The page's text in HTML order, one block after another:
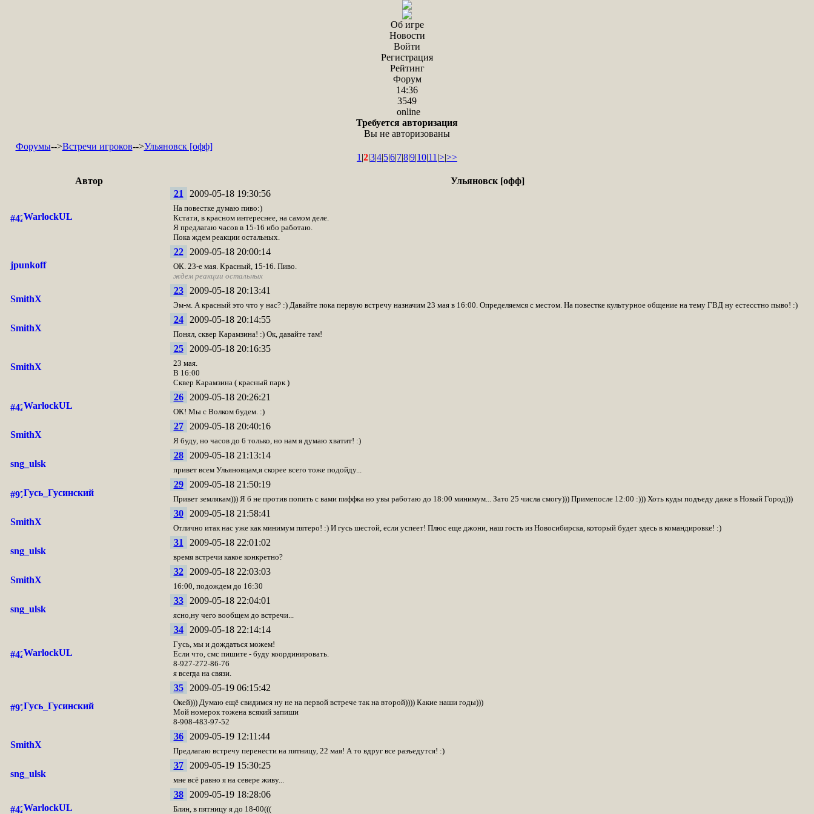
Об игре
Новости
Войти
Регистрация
Рейтинг
Форум
14:36
3549
online
Требуется авторизация
Вы не авторизованы
Форумы-->Встречи игроков-->Ульяновск [офф]
1 |2|3|4|5|6|7|8|9|10|11 |>|>>
Автор Ульяновск [офф]
WarlockUL
21 2009-05-18 19:30:56
На повестке думаю пиво:)
Кстати, в красном интереснее, на самом деле.
Я предлагаю часов в 15-16 ибо работаю.
Пока ждем реакции остальных.
jpunkoff
22 2009-05-18 20:00:14
ОК. 23-е мая. Красный, 15-16. Пиво.
ждем реакции остальных
SmithX
23 2009-05-18 20:13:41
Эм-м. А красный это что у нас? :) Давайте пока первую встречу назначим 23 мая в 16:00. Определяемся с местом. На повестке культурное общение на тему ГВД ну естесстно пыво! :)
SmithX
24 2009-05-18 20:14:55
Понял, сквер Карамзина! :) Ок, давайте там!
SmithX
25 2009-05-18 20:16:35
23 мая.
В 16:00
Сквер Карамзина ( красный парк )
WarlockUL
26 2009-05-18 20:26:21
ОК! Мы с Волком будем. :)
SmithX
27 2009-05-18 20:40:16
Я буду, но часов до 6 только, но нам я думаю хватит! :)
sng_ulsk
28 2009-05-18 21:13:14
привет всем Ульяновцам,я скорее всего тоже подойду...
Гусь_Гусинский
29 2009-05-18 21:50:19
Привет землякам))) Я б не против попить с вами пиффка но увы работаю до 18:00 минимум... Зато 25 числа смогу))) Примепосле 12:00 :))) Хоть куды подъеду даже в Новый Город)))
SmithX
30 2009-05-18 21:58:41
Отлично итак нас уже как минимум пятеро! :) И гусь шестой, если успеет! Плюс еще джони, наш гость из Новосибирска, который будет здесь в командировке! :)
sng_ulsk
31 2009-05-18 22:01:02
время встречи какое конкретно?
SmithX
32 2009-05-18 22:03:03
16:00, подождем до 16:30
sng_ulsk
33 2009-05-18 22:04:01
ясно,ну чего вообщем до встречи...
WarlockUL
34 2009-05-18 22:14:14
Гусь, мы и дождаться можем!
Если что, смс пишите - буду координировать.
8-927-272-86-76
я всегда на связи.
Гусь_Гусинский
35 2009-05-19 06:15:42
Окей))) Думаю ещё свидимся ну не на первой встрече так на второй)))) Какие наши годы)))
Мой номерок тожена всякий запиши
8-908-483-97-52
SmithX
36 2009-05-19 12:11:44
Предлагаю встречу перенести на пятницу, 22 мая! А то вдруг все разъедутся! :)
sng_ulsk
37 2009-05-19 15:30:25
мне всё равно я на севере живу...
WarlockUL
38 2009-05-19 18:28:06
Блин, в пятницу я до 18-00(((